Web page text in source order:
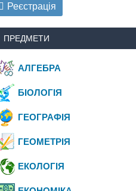
Реєстрація
ПРЕДМЕТИ
АЛГЕБРА
БІОЛОГІЯ
ГЕОГРАФІЯ
ГЕОМЕТРІЯ
ЕКОЛОГІЯ